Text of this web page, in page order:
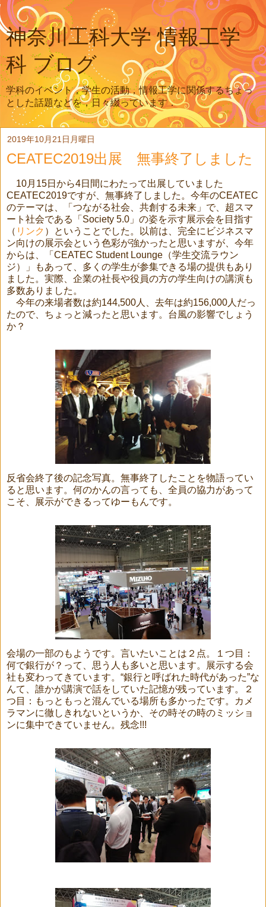
神奈川工科大学 情報工学
科 ブログ
学科のイベント，学生の活動，情報工学に関係するちょっ
とした話題などを，日々綴っています．
2019年10月21日月曜日
CEATEC2019出展 無事終了しました
10月 15日から4日間にわたって出展していました
CEATEC2019ですが、無事終了しました。今年のCEATEC
のテーマは、「つながる社会、共創する未来」で、超スマ
ート社会である「 Society 5.0 」の姿を示す展示会を目指す
（ リンク ）ということでした。以前は、完全にビジネスマ
ン向けの展示会という色彩が強かったと思いますが、今年
からは、「 CEATEC Student Lounge （学生交流ラウン
ジ）」もあって、多くの学生が参集できる場の提供もあり
ました。実際、企業の社長や役員の方の学生向けの講演も
多数ありました。
今年の来場者数は約144,500人、去年は約156,000人だっ
たので、ちょっと減ったと思います。台風の影響でしょう
か？
反省会終了後の記念写真。無事終了したことを物語ってい
ると思います。何のかんの言っても、全員の協力があって
こそ、展示ができるってゆーもんです。
会場の一部のもようです。言いたいことは２点。１つ目：
何で銀行が？って、思う人も多いと思います。展示する会
社も変わってきています。“銀行と呼ばれた時代があった”な
んて、誰かが講演で話をしていた記憶が残っています。２
つ目：もっともっと混んでいる場所も多かったです。カメ
ラマンに徹しきれないというか、その時その時のミッシ ョ
ンに集中できていません。残念!!!